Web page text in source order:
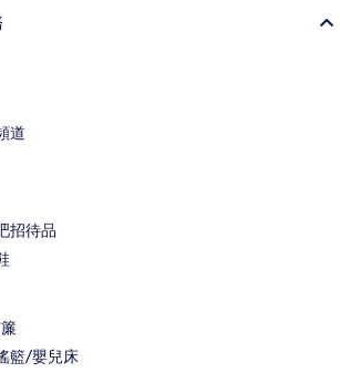
道
招待品
籃/嬰兒床